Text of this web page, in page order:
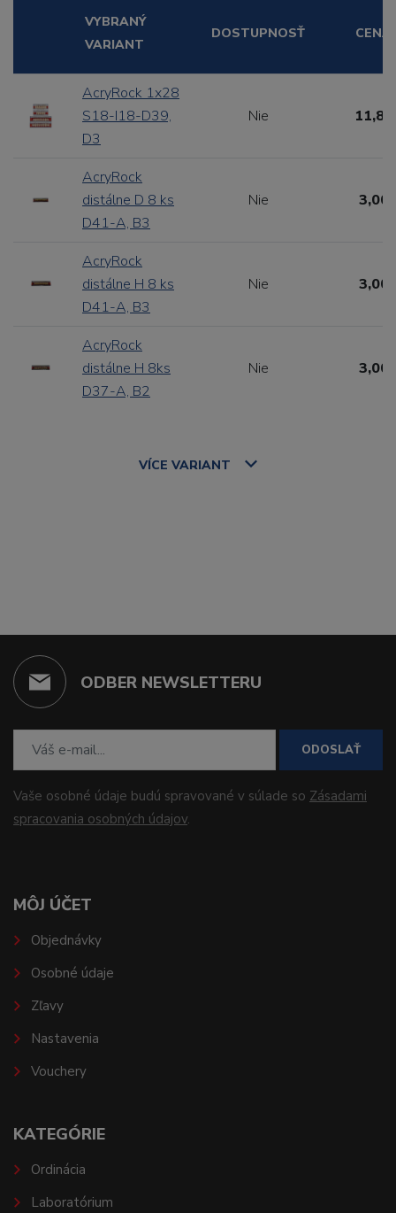
VYBRANÝ
VARIANT
DOSTUPNOSŤ CENA
AcryRock 1x28
S18-I18-D39,
D3
Nie
AcryRock
distálne D 8 ks
D41-A, B3
Nie 3,00
AcryRock
distálne H 8 ks
D41-A, B3
Nie 3,00
AcryRock
distálne H 8ks
D37-A, B2
Nie 3,00
VÍCE VARIANT
ODBER NEWSLETTERU
ODOSLAŤ
Vaše osobné údaje budú spravované v súlade so Zásadami
spracovania osobných údajov.
MÔJ ÚČET
Objednávky
Osobné údaje
Zľavy
Nastavenia
Vouchery
KATEGÓRIE
Ordinácia
Laboratórium